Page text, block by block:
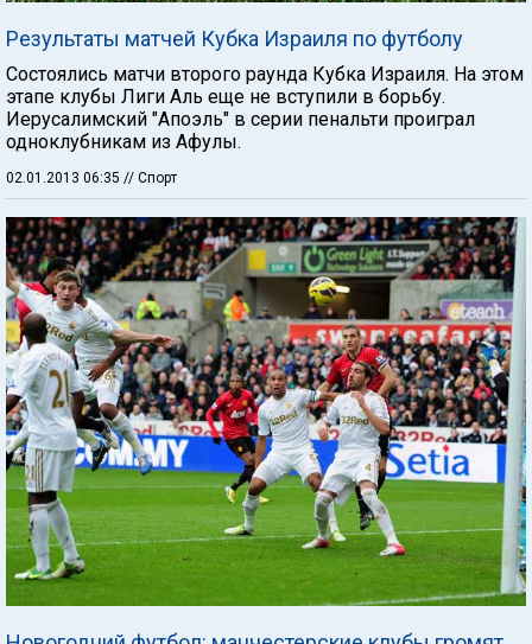
Результаты матчей Кубка Израиля по футболу
Состоялись матчи второго раунда Кубка Израиля. На этом
этапе клубы Лиги Аль еще не вступили в борьбу.
Иерусалимский "Апоэль" в серии пенальти проиграл
одноклубникам из Афулы.
02.01.2013 06:35 // Спорт